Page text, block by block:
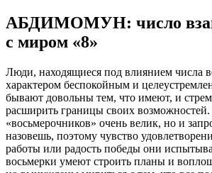
АБДИМОМУН: число
с миром «8»
Люди, находящиеся под влиянием числа
характером беспокойным и
бывают довольны тем, что имеют, и
расширить границы своих
«восьмерочников» очень велик, но и
назовешь, поэтому чувство
работы или радость победы они
восьмерки умеют строить планы и